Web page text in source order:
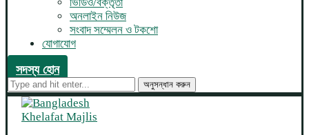
অনলাইন নিউজ
সংবাদ সম্মেলন ও টকশো
যোগাযোগ
সদস্য হোন
অনুসন্ধান করুন